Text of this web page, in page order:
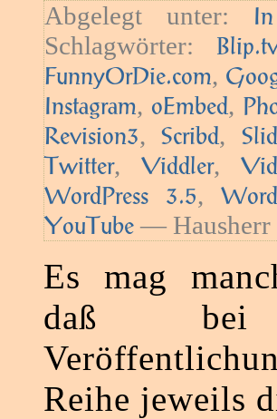
Abgelegt unter:
Schlagwörter:
FunnyOrDie.com,
Instagram, oEmbed,
Revision3,Scribd,
Twitter,Viddler,
WordPress 3.5,
YouTube — Hausherr
Es mag
daß
Reihe jeweils